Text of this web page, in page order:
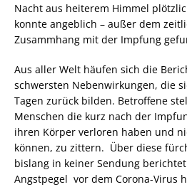
Nacht aus heiterem Himmel
konnte angeblich – außer dem
Zusammhang mit der Impfung
Aus aller Welt häufen sich die
schwersten Nebenwirkungen, die
Tagen zurück bilden. Betroffene
Menschen die kurz nach der
ihren Körper verloren haben und
können, zu zittern. Über diese
bislang in keiner Sendung
Angstpegel vor dem Corona-Virus